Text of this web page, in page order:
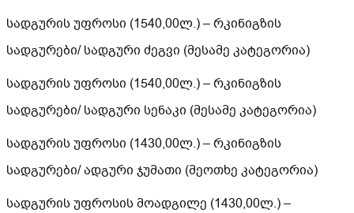
სადგურის უფროსი (1540,00ლ.) – რკინიგზის
სადგურები/ სადგური ძეგვი (მესამე კატეგორია)
სადგურის უფროსი (1540,00ლ.) – რკინიგზის
სადგურები/ სადგური სენაკი (მესამე კატეგორია)
სადგურის უფროსი (1430,00ლ.) – რკინიგზის
სადგურები/ ადგური ჯუმათი (მეოთხე კატეგორია)
სადგურის უფროსის მოადგილე (1430,00ლ.) –